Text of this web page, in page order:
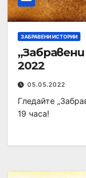
ЗАБРАВЕНИ ИСТОРИИ
2022
05.05.2022
Гледайте
19 часа!